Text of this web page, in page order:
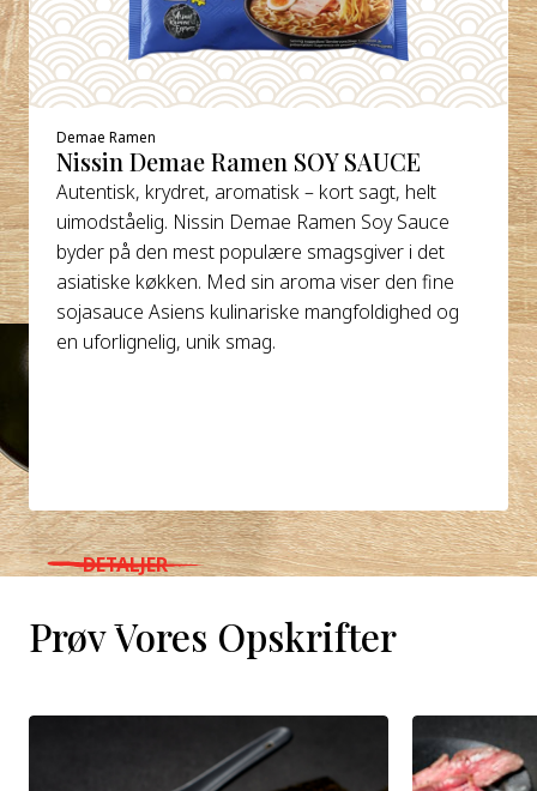
Demae Ramen
Nissin Demae Ramen SOY SAUCE
Autentisk, krydret, aromatisk – kort sagt, helt
uimodståelig. Nissin Demae Ramen Soy Sauce
byder på den mest populære smagsgiver i det
asiatiske køkken. Med sin aroma viser den fine
sojasauce Asiens kulinariske mangfoldighed og
en uforlignelig, unik smag.
WHERE TO BUY
DETALJER
Prøv Vores Opskrifter